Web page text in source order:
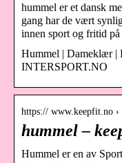
hummel er et dansk
gang har de vært
innen sport og fritid
Hummel | Dameklær |
INTERSPORT.NO
https:// www.keepfit.no ›
hummel –
Hummel er en av